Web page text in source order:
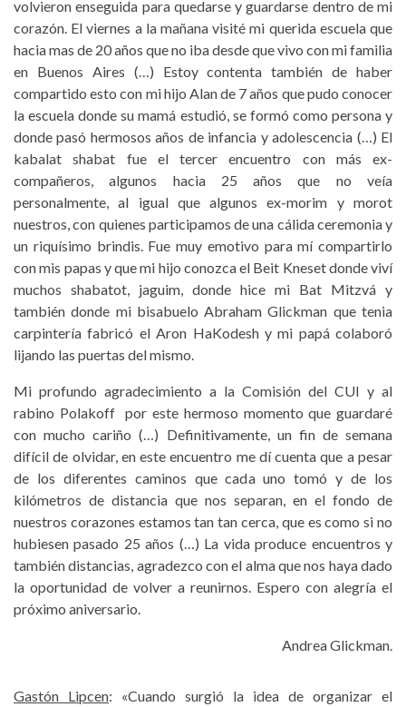
volvieron enseguida para quedarse y guardarse dentro de mi
corazón. El viernes a la mañana visité mi querida escuela que
hacia mas de 20 años que no iba desde que vivo con mi familia
en Buenos Aires (…) Estoy contenta también de haber
compartido esto con mi hijo Alan de 7 años que pudo conocer
la escuela donde su mamá estudió, se formó como persona y
donde pasó hermosos años de infancia y adolescencia (…) El
kabalat shabat fue el tercer encuentro con más ex-
compañeros, algunos hacia 25 años que no veía
personalmente, al igual que algunos ex-morim y morot
nuestros, con quienes participamos de una cálida ceremonia y
un riquísimo brindis. Fue muy emotivo para mí compartirlo
con mis papas y que mi hijo conozca el Beit Kneset donde viví
muchos shabatot, jaguim, donde hice mi Bat Mitzvá y
también donde mi bisabuelo Abraham Glickman que tenia
carpintería fabricó el Aron HaKodesh y mi papá colaboró
lijando las puertas del mismo.
Mi profundo agradecimiento a la Comisión del CUI y al
rabino Polakoff por este hermoso momento que guardaré
con mucho cariño (…) Definitivamente, un fin de semana
difícil de olvidar, en este encuentro me dí cuenta que a pesar
de los diferentes caminos que cada uno tomó y de los
kilómetros de distancia que nos separan, en el fondo de
nuestros corazones estamos tan tan cerca, que es como si no
hubiesen pasado 25 años (…) La vida produce encuentros y
también distancias, agradezco con el alma que nos haya dado
la oportunidad de volver a reunirnos. Espero con alegría el
próximo aniversario.
Andrea Glickman.
Gastón Lipcen: «Cuando surgió la idea de organizar el